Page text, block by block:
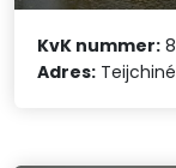
KvK nummer:
Adres: